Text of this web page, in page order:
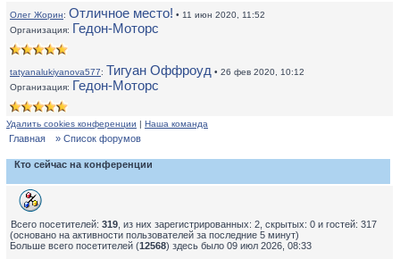
Олег Жорин: Отличное место! • 11 июн 2020, 11:52
Организация: Гедон-Моторс
tatyanalukiyanova577: Тигуан Оффроуд • 26 фев 2020, 10:12
Организация: Гедон-Моторс
Удалить cookies конференции | Наша команда
Главная » Список форумов
Кто сейчас на конференции
Всего посетителей: 319 , из них зарегистрированных: 2, скрытых: 0 и гостей: 317
(основано на активности пользователей за последние 5 минут)
Больше всего посетителей (12568) здесь было 09 июл 2026, 08:33